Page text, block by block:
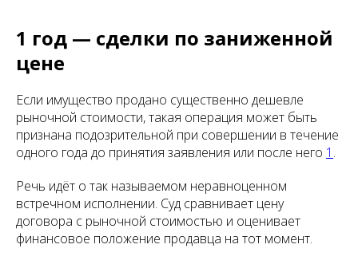
1 год — сделки по заниженной
цене
Если имущество продано существенно дешевле
рыночной стоимости, такая операция может быть
признана подозрительной при совершении в течение
одного года до принятия заявления или после него 1 .
Речь идёт о так называемом неравноценном
встречном исполнении. Суд сравнивает цену
договора с рыночной стоимостью и оценивает
финансовое положение продавца на тот момент.